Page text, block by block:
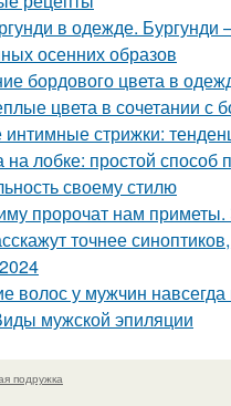
в одежде. Бургунди
осенних образов
бордового цвета в
цвета в сочетании с
стрижки:
на лобке: простой способ
своему стилю
пророчат нам
точнее
волос у мужчин
мужской эпиляции
подружка